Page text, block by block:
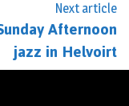
Next article
Afternoon
jazz in Helvoirt